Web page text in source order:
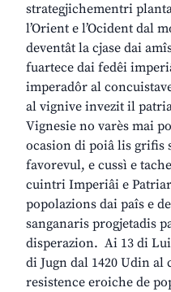
strategjichementri
l’Orient e l’Ocident dal
deventât la cjase dai
fuartece dai fedêi
imperadôr al
al vignive invezit il
Vignesie no varès mai
ocasion di poiâ lis grifis
favorevul, e cussì e
cuintri Imperiâi e
popolazions dai paîs e
sanganaris progjetadis
disperazion. Ai 13 di
di Jugn dal 1420 Udin
resistence eroiche de